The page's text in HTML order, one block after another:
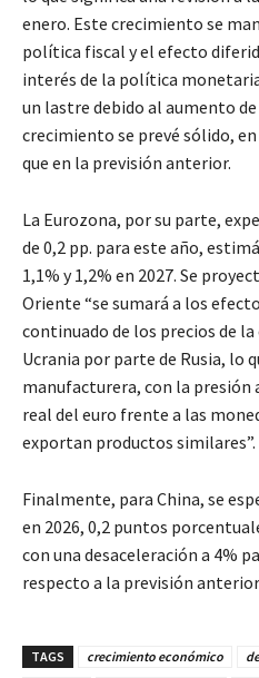
enero. Este crecimiento se
política fiscal y el efecto
interés de la política
un lastre debido al aumento
crecimiento se prevé sólido,
que en la previsión anterior.
La Eurozona, por su parte,
de 0,2 pp. para este año,
1,1% y 1,2% en 2027. Se
Oriente “se sumará a los
continuado de los precios de
Ucrania por parte de Rusia, lo
manufacturera, con la presión
real del euro frente a las
exportan productos similares”.
Finalmente, para China, se
en 2026, 0,2 puntos
con una desaceleración a 4%
respecto a la previsión
TAGS crecimiento económico